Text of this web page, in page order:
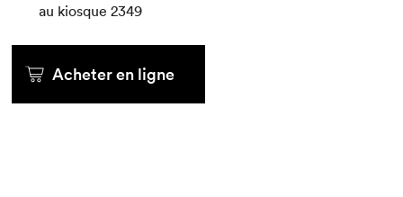
au kiosque 2349
Acheter en ligne